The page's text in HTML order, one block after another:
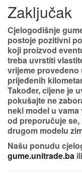
Zaključak
Cjelogodišnje
postoje pozitivni
koji proizvod
treba uvrstiti
vrijeme
prijeđenih
Također, cijene je
pokušajte ne
neki model u
od preporučuje se
drugom modelu
Našu ponudu
gume.unitrade.ba